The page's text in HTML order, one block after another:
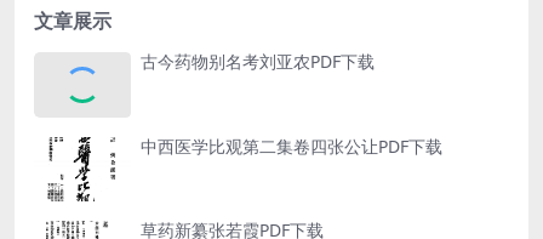
文章展示
古今药物别名考刘亚农PDF下载
中西医学比观第二集卷四张公让PDF下载
草药新纂张若霞PDF下载